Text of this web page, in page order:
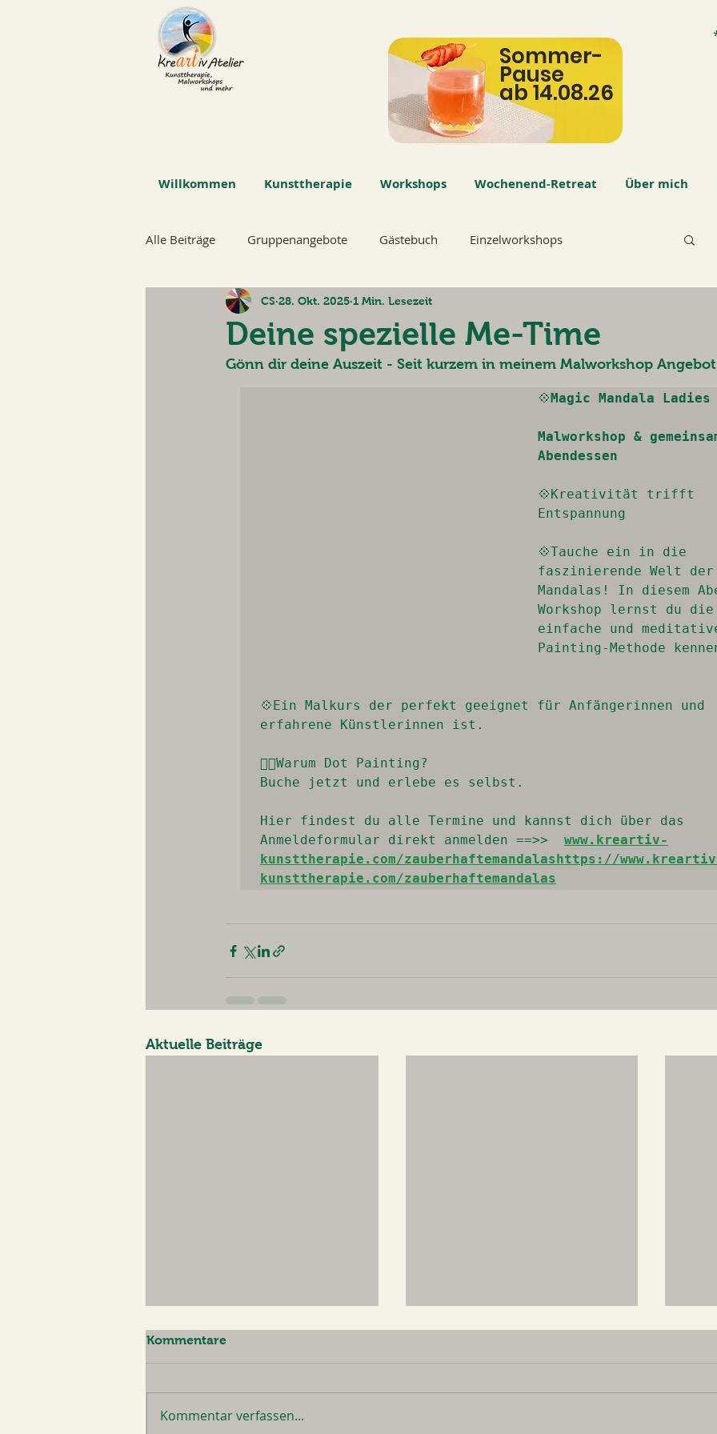
Sommer-
Pause
ab 14.08.26
Willkommen Kunsttherapie Workshops Wochenend-Retreat Über mich
Alle Beiträge Gruppenangebote Gästebuch Einzelworkshops
Deine spezielle Me-Time
CS 28. Okt. 2025 1 Min. Lesezeit
Gönn dir deine Auszeit - Seit kurzem in meinem Malworkshop Angebot
💠Magic Mandala Ladies
Malworkshop &
Abendessen
💠Kreativität trifft
Entspannung
💠Tauche ein in die
faszinierende Welt der
Mandalas! In diesem
Workshop lernst du die
einfache und
Painting-Methode
💠Ein Malkurs der perfekt geeignet für Anfängerinnen und
erfahrene Künstlerinnen ist.
👉🏼Warum Dot Painting?
Buche jetzt und erlebe es selbst.
Hier findest du alle Termine und kannst dich über das
Anmeldeformular direkt anmelden ==>>
www.kreartiv-
kunsttherapie.com/zauberhaftemandalashttps://
kunsttherapie.com/zauberhaftemandalas
Aktuelle Beiträge
Kommentare
Kommentar verfassen...